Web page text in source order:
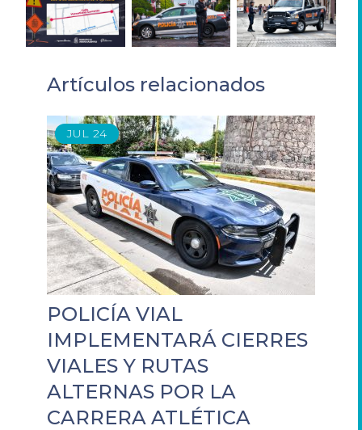
Artículos relacionados
JUL 24
POLICÍA VIAL
IMPLEMENTARÁ CIERRES
VIALES Y RUTAS
ALTERNAS POR LA
CARRERA ATLÉTICA